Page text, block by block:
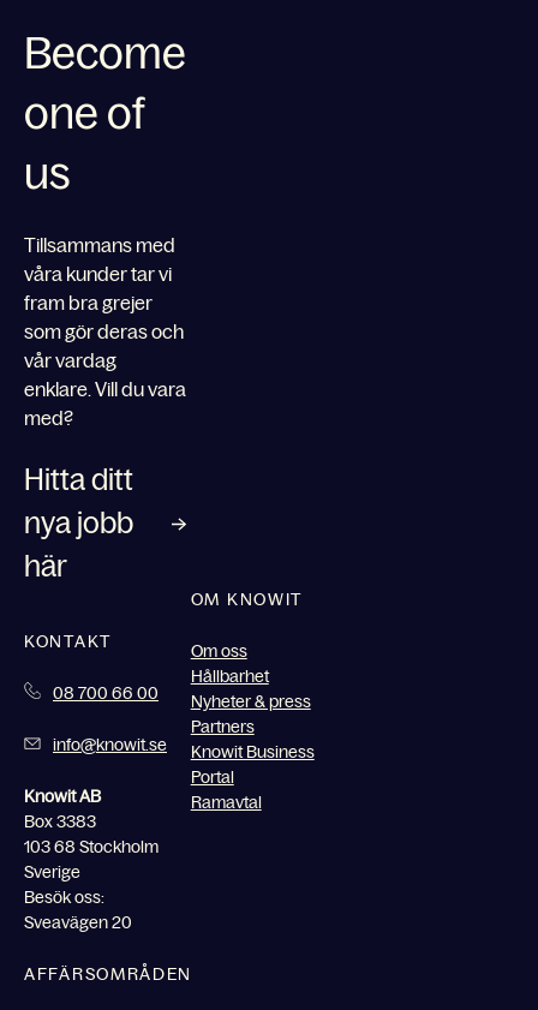
Become
one of
us
Tillsammans med
våra kunder tar vi
fram bra grejer
som gör deras och
vår vardag
enklare. Vill du vara
med?
Hitta ditt
nya jobb
här
KONTAKT
08 700 66 00
info@knowit.se
Knowit AB
Box 3383
103 68 Stockholm
Sverige
Besök oss:
Sveavägen 20
OM KNOWIT
Om oss
Hållbarhet
Nyheter & press
Partners
Knowit Business
Portal
Ramavtal
AFFÄRSOMRÅDEN